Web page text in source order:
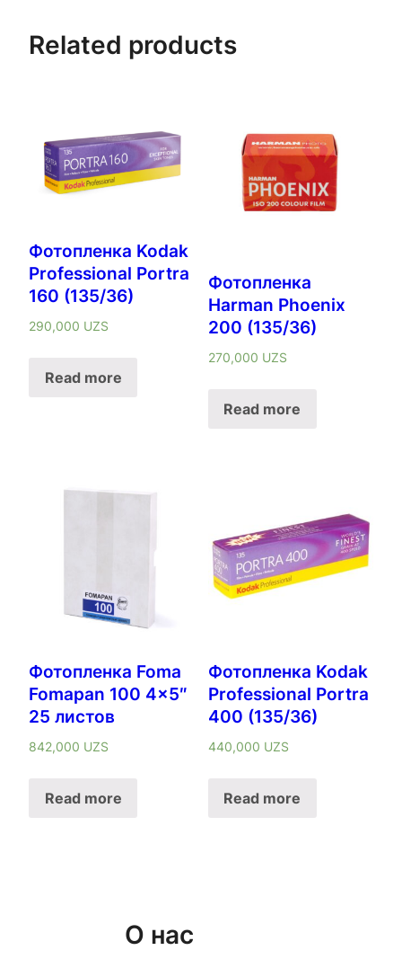
Related products
Фотопленка Kodak
Professional Portra
160 (135/36)
290,000 UZS
Read more
Фотопленка
Harman Phoenix
200 (135/36)
270,000 UZS
Read more
Фотопленка Foma
Fomapan 100 4×5″
25 листов
842,000 UZS
Read more
Фотопленка Kodak
Professional Portra
400 (135/36)
440,000 UZS
Read more
О нас